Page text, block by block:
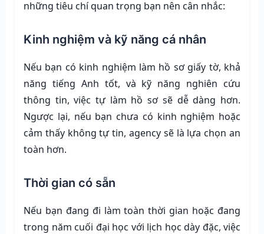
những tiêu chí quan trọng bạn nên cân nhắc:
Kinh nghiệm và kỹ năng cá nhân
Nếu bạn có kinh nghiệm làm hồ sơ giấy tờ, khả
năng tiếng Anh tốt, và kỹ năng nghiên cứu
thông tin, việc tự làm hồ sơ sẽ dễ dàng hơn.
Ngược lại, nếu bạn chưa có kinh nghiệm hoặc
cảm thấy không tự tin, agency sẽ là lựa chọn an
toàn hơn.
Thời gian có sẵn
Nếu bạn đang đi làm toàn thời gian hoặc đang
trong năm cuối đại học với lịch học dày đặc, việc